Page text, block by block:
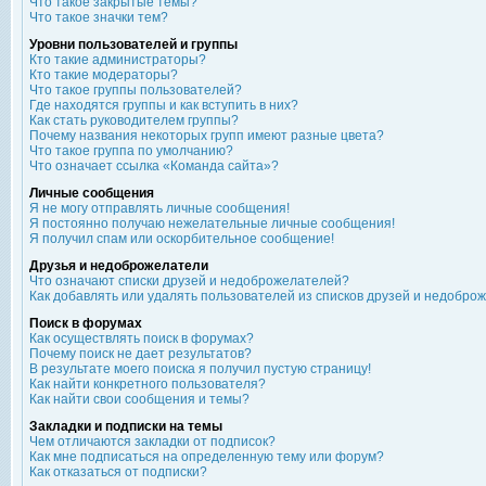
Что такое значки тем?
Уровни пользователей и группы
Кто такие администраторы?
Кто такие модераторы?
Что такое группы пользователей?
Где находятся группы и как вступить в них?
Как стать руководителем группы?
Почему названия некоторых групп имеют разные цвета?
Что такое группа по умолчанию?
Что означает ссылка «Команда сайта»?
Личные сообщения
Я не могу отправлять личные сообщения!
Я постоянно получаю нежелательные личные сообщения!
Я получил спам или оскорбительное сообщение!
Друзья и недоброжелатели
Что означают списки друзей и недоброжелателей?
Как добавлять или удалять пользователей из списков друзей и
Поиск в форумах
Как осуществлять поиск в форумах?
Почему поиск не дает результатов?
В результате моего поиска я получил пустую страницу!
Как найти конкретного пользователя?
Как найти свои сообщения и темы?
Закладки и подписки на темы
Чем отличаются закладки от подписок?
Как мне подписаться на определенную тему или форум?
Как отказаться от подписки?